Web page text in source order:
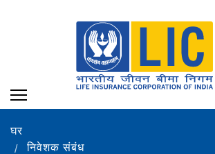
घर
निवेशक संबंध